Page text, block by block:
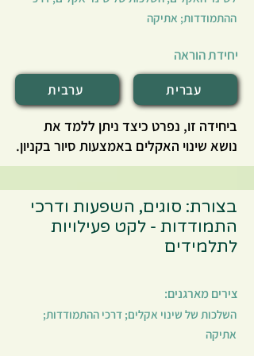
ההתמודדות; אתיקה
יחידת הוראה
ערבית
עברית
ביחידה זו, נפרט כיצד ניתן ללמד את
נושא שינוי האקלים באמצעות סיור בקניון.
הקניון מאפשר לבחון את שינוי האקלים
מנקודת מבט ייחודית הטומנת בתוכה מצד
אחד את המתח בין תרבות הצריכה והבילוי
שאנו רגילים אליו בעולם המערבי, ובין
החובה שלנו כאזרחים מודעים ואחראים
לשינוי האקלים. הקניון מוכר למרבית
התלמידים המבלים בו שעות מזמנם
ומאפשר ללמוד על נושא שינוי האקלים
בצורת: סוגים, השפעות ודרכי
התמודדות - לקט פעילויות
לתלמידים
צירים מארגנים:
השלכות של שינוי אקלים; דרכי ההתמודדות;
אתיקה